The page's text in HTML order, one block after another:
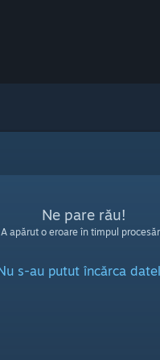
Ne pare rău!
A apărut o eroare în timpul
s-au putut încărca